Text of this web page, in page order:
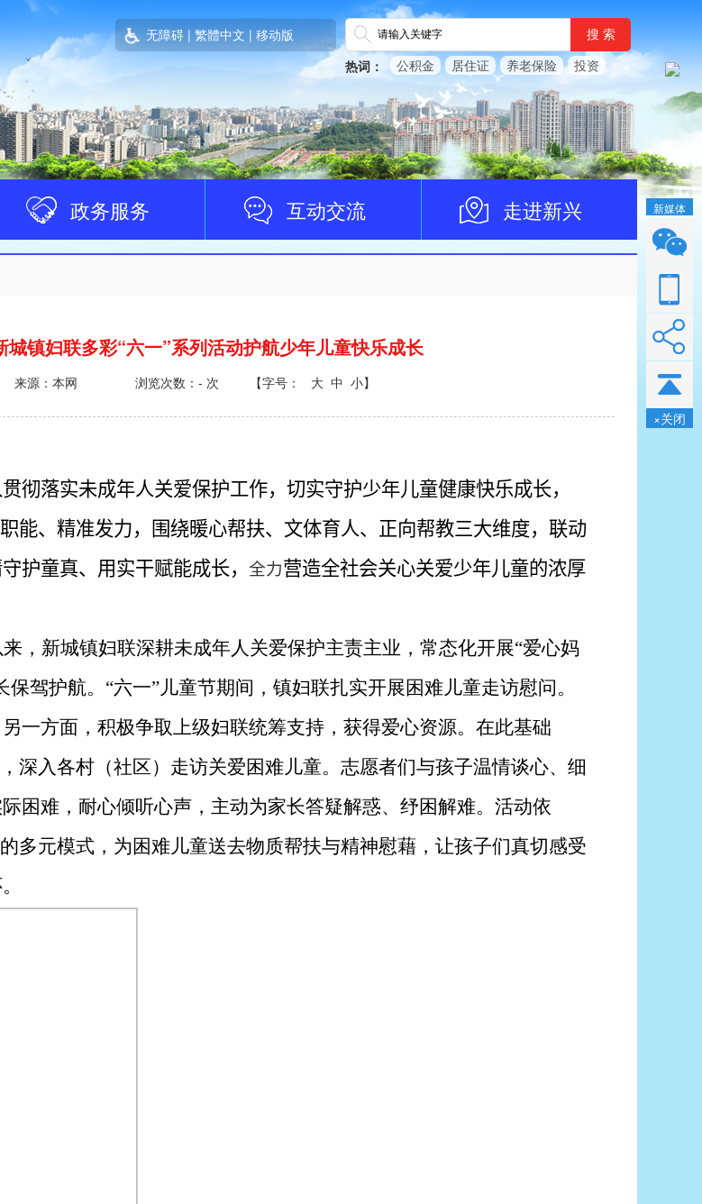
无障碍 | 繁體中文 | 移动版 搜 索
热词： 公积金 居住证 养老保险 投资
政务服务 互动交流 走进新兴
镇妇联多彩“六一”系列活动护航少年儿童快乐成长
来源：本网 浏览次数： - 次 【字号： 大 中 小】
彻落实未成年人关爱保护工作，切实守护少年儿童健康快乐成长，
能、精准发力，围绕暖心帮扶、文体育人、正向帮教三大维度，联动
护童真、用实干赋能成长， 全力营造全社会关心关爱少年儿童的浓厚
，新城镇妇联深耕未成年人关爱保护主责主业，常态化开展“爱心妈
驾护航。“六一”儿童节期间，镇妇联扎实开展困难儿童走访慰问。
一方面，积极争取上级妇联统筹支持，获得爱心资源。在此基础
深入各村（社区）走访关爱困难儿童。志愿者们与孩子温情谈心、细
困难，耐心倾听心声，主动为家长答疑解惑、纾困解难。活动依
多元模式，为困难儿童送去物质帮扶与精神慰藉，让孩子们真切感受
新媒体
×关闭